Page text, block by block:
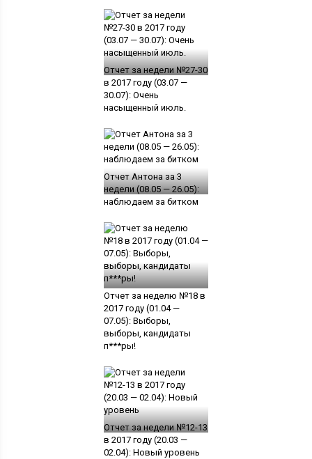
Отчет за недели №27-30
в 2017 году (03.07 —
30.07): Очень
насыщенный июль.
Отчет Антона за 3
недели (08.05 — 26.05):
наблюдаем за битком
Отчет за неделю №18 в
2017 году (01.04 —
07.05): Выборы,
выборы, кандидаты
п***ры!
Отчет за недели №12-13
в 2017 году (20.03 —
02.04): Новый уровень